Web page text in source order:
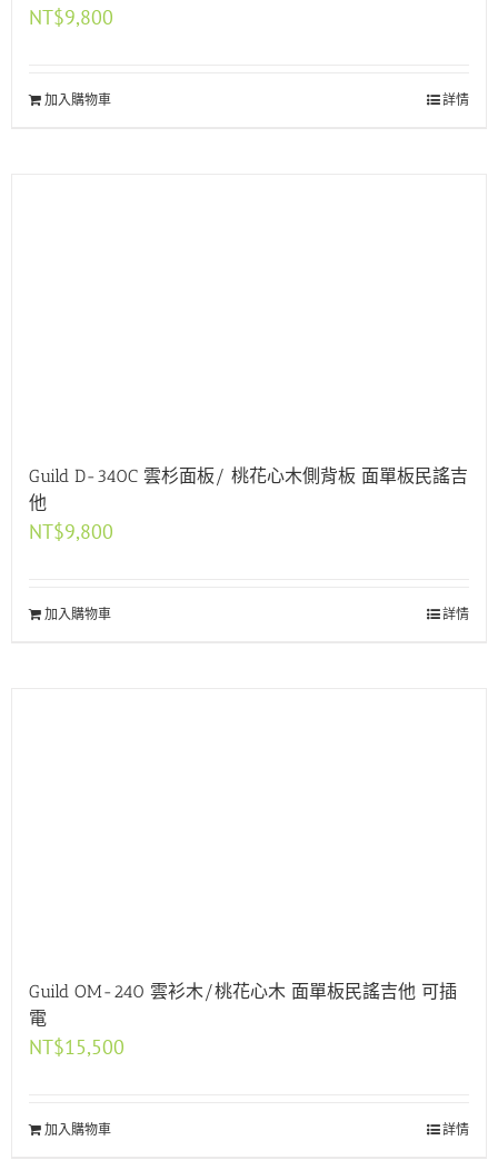
NT$9,800
加入購物車 詳情
Guild D-340C 雲杉面板/ 桃花心木側背板 面單板民謠吉
他
NT$9,800
加入購物車 詳情
Guild OM-240 雲衫木/桃花心木 面單板民謠吉他 可插
電
NT$15,500
加入購物車 詳情